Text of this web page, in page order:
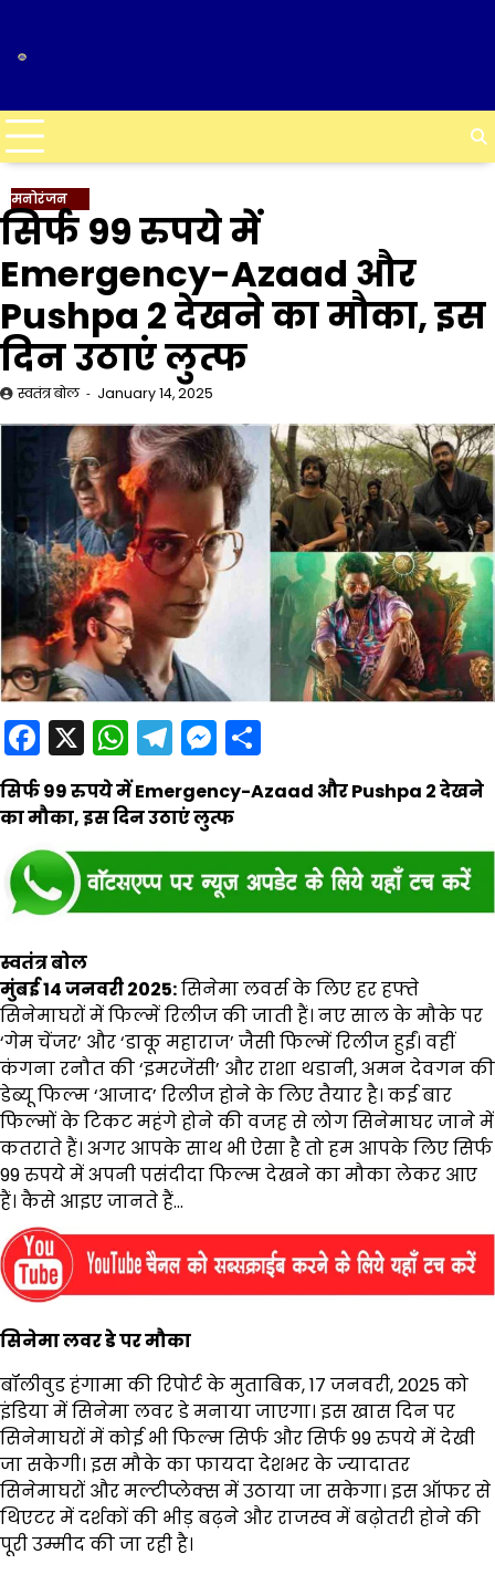
content
मनोरंजन
सिर्फ 99 रुपये में
Emergency-Azaad और
Pushpa 2 देखने का मौका, इस
दिन उठाएं लुत्फ
स्वतंत्र बोल January 14, 2025
Facebook
X WhatsApp
Telegram
Messenger
सिर्फ 99 रुपये में Emergency-Azaad और Pushpa 2 देखने
का मौका, इस दिन उठाएं लुत्फ
स्वतंत्र बोल
मुंबई 14 जनवरी 2025:सिनेमा लवर्स के लिए हर हफ्ते
सिनेमाघरों में फिल्में रिलीज की जाती हैं। नए साल के मौके पर
‘गेम चेंजर’ और ‘डाकू महाराज’ जैसी फिल्में रिलीज हुईं। वहीं
कंगना रनौत की ‘इमरजेंसी’ और राशा थडानी, अमन देवगन की
डेब्यू फिल्म ‘आजाद’ रिलीज होने के लिए तैयार है। कई बार
फिल्मों के टिकट महंगे होने की वजह से लोग सिनेमाघर जाने में
कतराते हैं। अगर आपके साथ भी ऐसा है तो हम आपके लिए सिर्फ
99 रुपये में अपनी पसंदीदा फिल्म देखने का मौका लेकर आए
हैं। कैसे आइए जानते हैं…
सिनेमा लवर डे पर मौका
बॉलीवुड हंगामा की रिपोर्ट के मुताबिक, 17 जनवरी, 2025 को
इंडिया में सिनेमा लवर डे मनाया जाएगा। इस खास दिन पर
सिनेमाघरों में कोई भी फिल्म सिर्फ और सिर्फ 99 रुपये में देखी
जा सकेगी। इस मौके का फायदा देशभर के ज्यादातर
सिनेमाघरों और मल्टीप्लेक्स में उठाया जा सकेगा। इस ऑफर से
थिएटर में दर्शकों की भीड़ बढ़ने और राजस्व में बढ़ोतरी होने की
पूरी उम्मीद की जा रही है।